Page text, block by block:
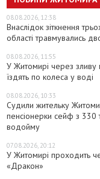
08.08.2026, 12:38
Внаслідок зіткнення
області травмувались
08.08.2026, 11:55
У Житомирі через зливу
їздять по колеса у воді
08.08.2026, 10:33
Судили жительку
пенсіонерки сейф з 330
водойму
07.08.2026, 20:12
У Житомирі проходить
«Дракон»